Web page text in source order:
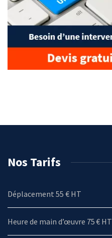
Nos Tarifs
Déplacement 55 € HT
Heure de main d’œuvre 75 € HT